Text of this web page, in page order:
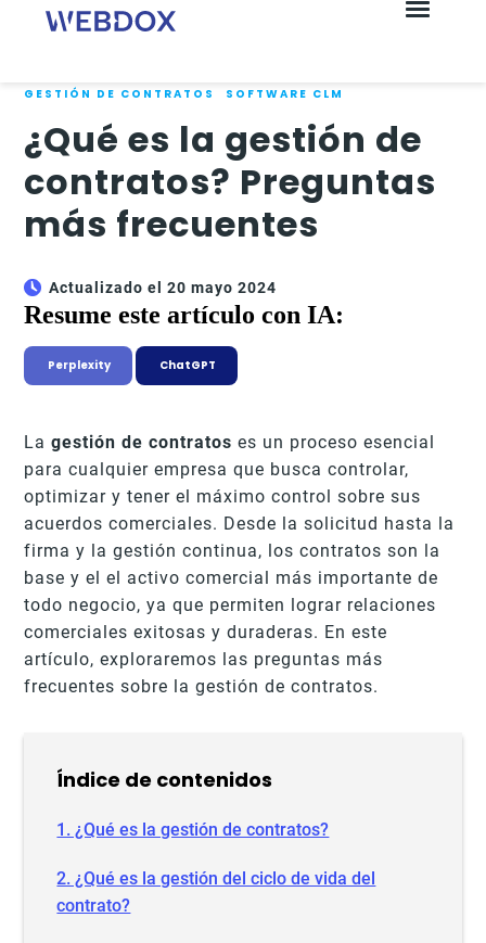
GESTIÓN DE CONTRATOS SOFTWARE CLM
¿Qué es la gestión de
contratos? Preguntas
más frecuentes
Actualizado el 20 mayo 2024
Resume este artículo con IA:
Perplexity ChatGPT
Lagestión de contratos es un proceso esencial
para cualquier empresa que busca controlar,
optimizar y tener el máximo control sobre sus
acuerdos comerciales. Desde la solicitud hasta la
firma y la gestión continua, los contratos son la
base y el el activo comercial más importante de
todo negocio, ya que permiten lograr relaciones
comerciales exitosas y duraderas. En este
artículo, exploraremos las preguntas más
frecuentes sobre la gestión de contratos.
Índice de contenidos
1. ¿Qué es la gestión de contratos?
2. ¿Qué es la gestión del ciclo de vida del
contrato?